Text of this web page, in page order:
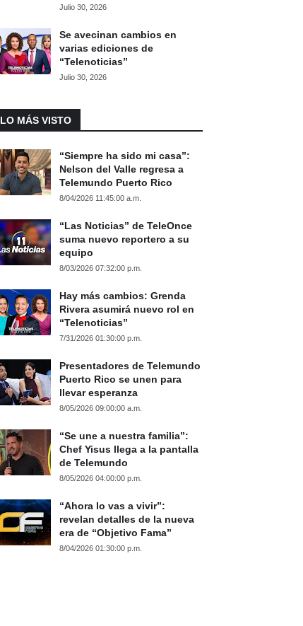
Julio 30, 2026
Se avecinan cambios en
varias ediciones de
“Telenoticias”
Julio 30, 2026
LO MÁS VISTO
“Siempre ha sido mi casa”:
Nelson del Valle regresa a
Telemundo Puerto Rico
8/04/2026 11:45:00 a.m.
“Las Noticias” de TeleOnce
suma nuevo reportero a su
equipo
8/03/2026 07:32:00 p.m.
Hay más cambios: Grenda
Rivera asumirá nuevo rol en
“Telenoticias”
7/31/2026 01:30:00 p.m.
Presentadores de Telemundo
Puerto Rico se unen para
llevar esperanza
8/05/2026 09:00:00 a.m.
“Se une a nuestra familia”:
Chef Yisus llega a la pantalla
de Telemundo
8/05/2026 04:00:00 p.m.
“Ahora lo vas a vivir”:
revelan detalles de la nueva
era de “Objetivo Fama”
8/04/2026 01:30:00 p.m.